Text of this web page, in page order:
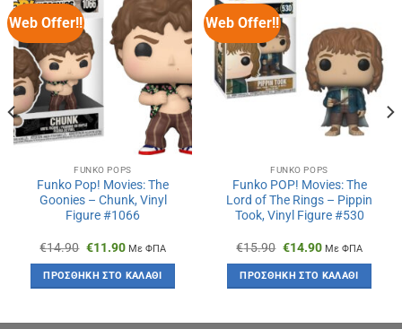
Web Offer!!
FUNKO POPS
Funko Pop! Movies: The
Goonies – Chunk, Vinyl
Figure #1066
€14.90 Original
was:
€14.90.
€11.90Η
τιμή
είναι:
€11.90.
Με ΦΠΑ
ΠΡΟΣΘΉΚΗ ΣΤΟ ΚΑΛΆΘΙ
Web Offer!!
FUNKO POPS
Funko POP! Movies: The
Lord of The Rings – Pippin
Took, Vinyl Figure #530
€15.90 Original
was:
€15.90.
€14.90Η
τιμή
είναι:
€14.90.
Με ΦΠΑ
ΠΡΟΣΘΉΚΗ ΣΤΟ ΚΑΛΆΘΙ